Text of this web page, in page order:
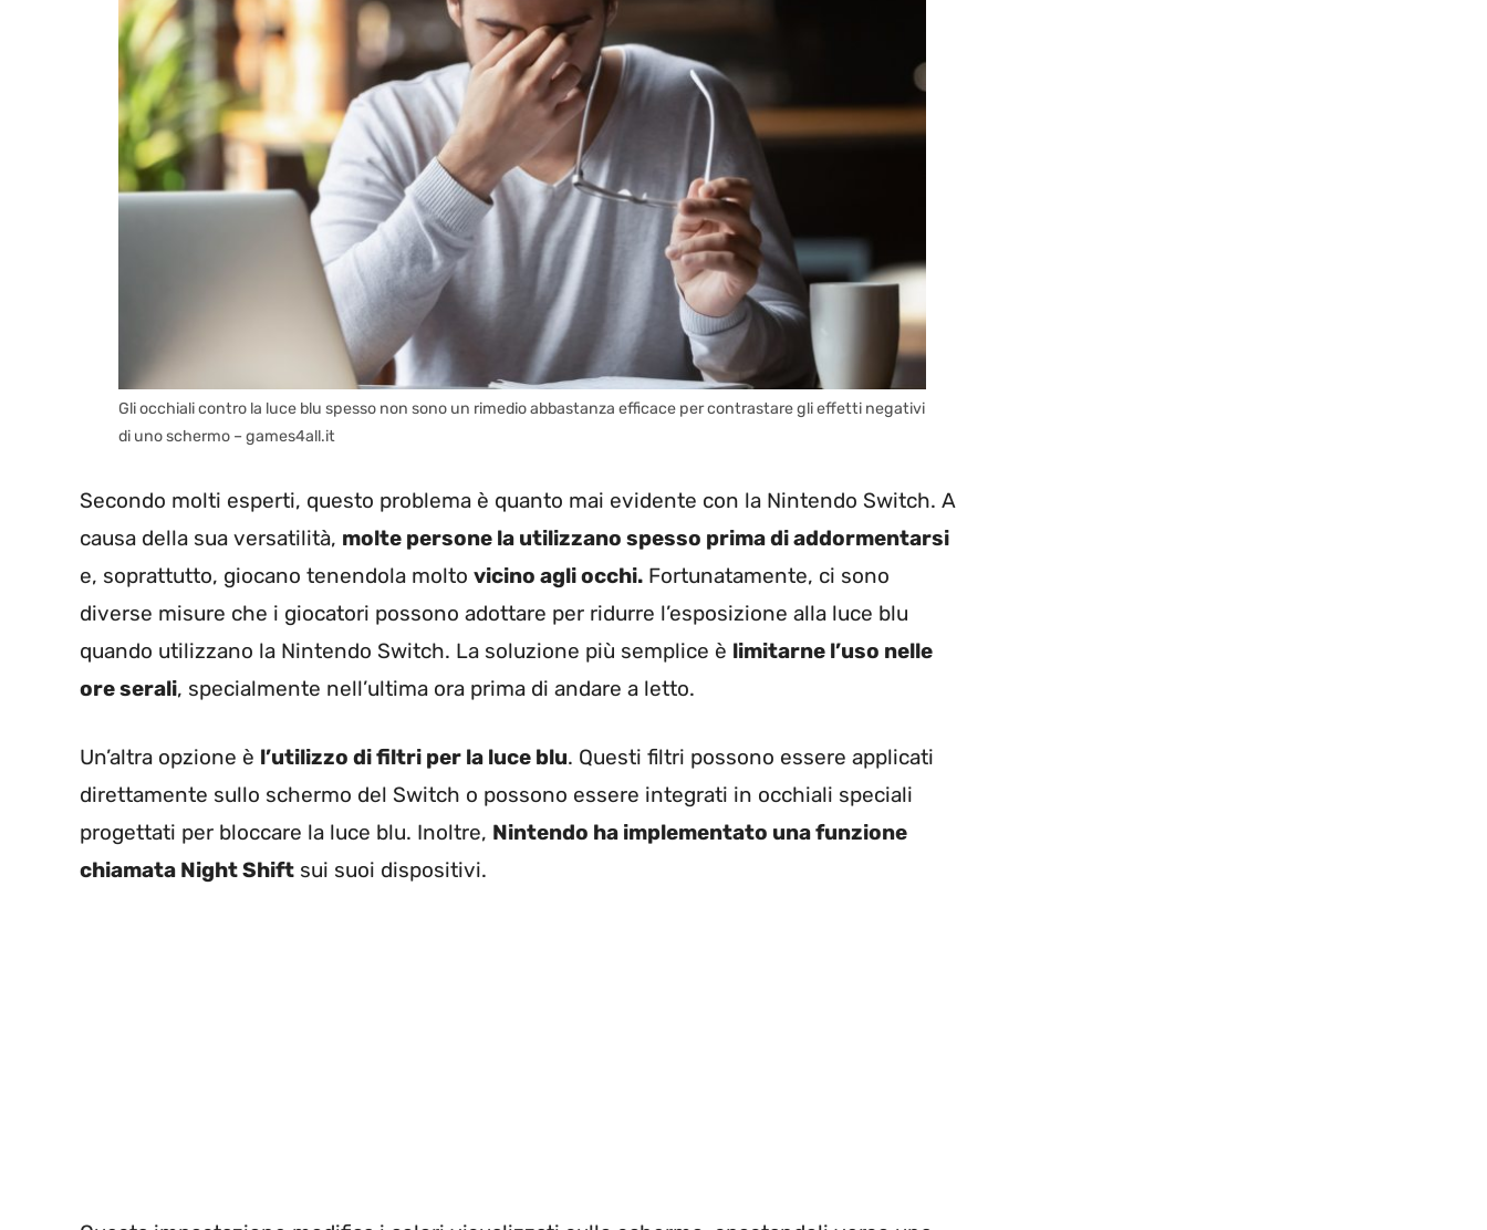
Gli occhiali contro la luce blu spesso non sono un rimedio abbastanza efficace per contrastare gli effetti negativi
di uno schermo – games4all.it
Secondo molti esperti, questo problema è quanto mai evidente con la Nintendo Switch. A
causa della sua versatilità, molte persone la utilizzano spesso prima di addormentarsi
e, soprattutto, giocano tenendola molto vicino agli occhi. Fortunatamente, ci sono
diverse misure che i giocatori possono adottare per ridurre l’esposizione alla luce blu
quando utilizzano la Nintendo Switch. La soluzione più semplice è limitarne l’uso nelle
ore serali, specialmente nell’ultima ora prima di andare a letto.
Un’altra opzione è l’utilizzo di filtri per la luce blu. Questi filtri possono essere applicati
direttamente sullo schermo del Switch o possono essere integrati in occhiali speciali
progettati per bloccare la luce blu. Inoltre, Nintendo ha implementato una funzione
chiamata Night Shift sui suoi dispositivi.